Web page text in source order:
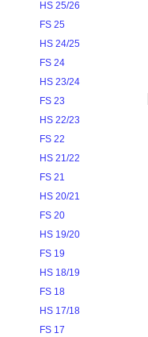
HS 25/26
FS 25
HS 24/25
FS 24
HS 23/24
FS 23
HS 22/23
FS 22
HS 21/22
FS 21
HS 20/21
FS 20
HS 19/20
FS 19
HS 18/19
FS 18
HS 17/18
FS 17